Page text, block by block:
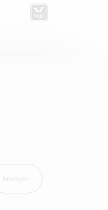
Envoyer